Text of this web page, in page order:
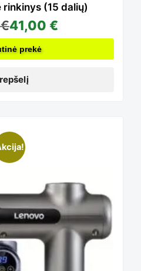
(15 dalių)
€41,00 €
prekė